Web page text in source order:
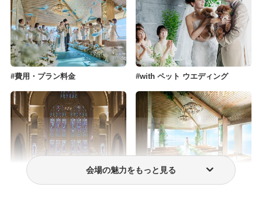
費用・プラン料金 with ペット ウエディング
会場の魅力をもっと見る